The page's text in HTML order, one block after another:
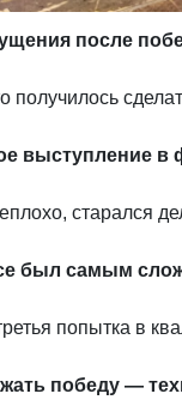
после
выступление в
старался
был самым
попытка в
победу —